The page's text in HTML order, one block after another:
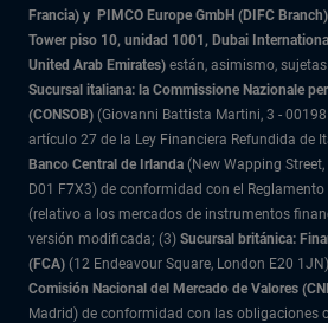
Francia) y PIMCO Europe GmbH (DIFC
Tower piso 10, unidad 1001, Dubai
United Arab Emirates) están, asimismo,
Sucursal italiana: la Commissione Nazionale
(CONSOB) (Giovanni Battista Martini, 3 -
artículo 27 de la Ley Financiera Refundida de
Banco Central de Irlanda (New Wapping
D01 F7X3) de conformidad con el
(relativo a los mercados de instrumentos
versión modificada; (3) Sucursal británica:
(FCA) (12 Endeavour Square, London E20
Comisión Nacional del Mercado de Valores
Madrid) de conformidad con las obligaciones